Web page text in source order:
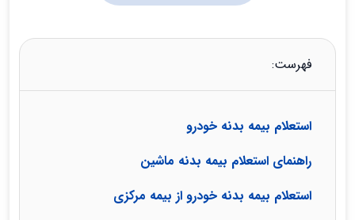
فهرست:
استعلام بیمه بدنه خودرو
راهنمای استعلام بیمه بدنه ماشین
استعلام بیمه بدنه خودرو از بیمه مرکزی